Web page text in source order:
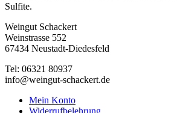
Sulfite.
Weingut Schackert
Weinstrasse 552
67434 Neustadt-Diedesfeld
Tel: 06321 80937
info@weingut-schackert.de
Mein Konto
Widerrufbelehrung